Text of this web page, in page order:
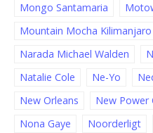
Mongo Santamaria
Mountain Mocha Kilimanjaro
Narada Michael Walden
Natalie Cole
Ne-Yo
New Orleans
New Power
Nona Gaye
Noorderligt